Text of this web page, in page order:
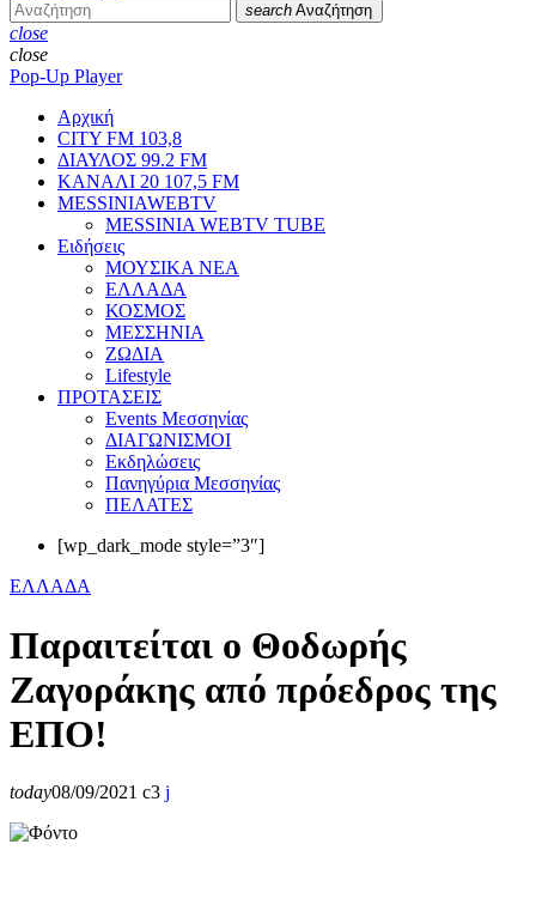
search Αναζήτηση
close
close
Pop-Up Player
Αρχική
CITY FM 103,8
ΔΙΑΥΛΟΣ 99.2 FM
ΚΑΝΑΛΙ 20 107,5 FM
MESSINIAWEBTV
MESSINIA WEBTV TUBE
Eιδήσεις
ΜΟΥΣΙΚΑ ΝΕΑ
ΕΛΛΑΔΑ
ΚΟΣΜΟΣ
ΜΕΣΣΗΝΙΑ
ΖΩΔΙΑ
Lifestyle
ΠΡΟΤΑΣΕΙΣ
Events Μεσσηνίας
ΔΙΑΓΩΝΙΣΜΟΙ
Εκδηλώσεις
Πανηγύρια Μεσσηνίας
ΠΕΛΑΤΕΣ
[wp_dark_mode style=”3″]
ΕΛΛΑΔΑ
Παραιτείται ο Θοδωρής
Ζαγοράκης από πρόεδρος της
ΕΠΟ!
today08/09/2021 3